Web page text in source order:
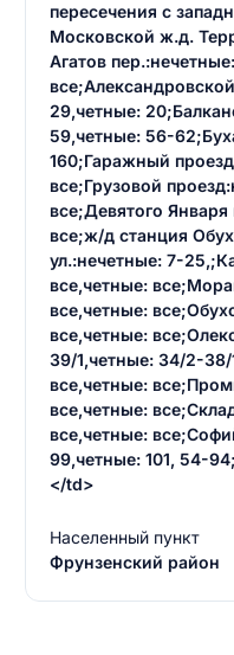
пересечения с
Московской ж.д.
Агатов
29,четные:
59,четные: 56-
160;Гаражный
все;Грузовой
все;Девятого
все;ж/д станция
ул.:нечетные: 7-
все,четные:
все,четные:
все,четные:
39/1,четные: 34/2-38/
все,четные:
все,четные:
все,четные:
99,четные: 101, 54-
</td>
Населенный пункт
Фрунзенский район